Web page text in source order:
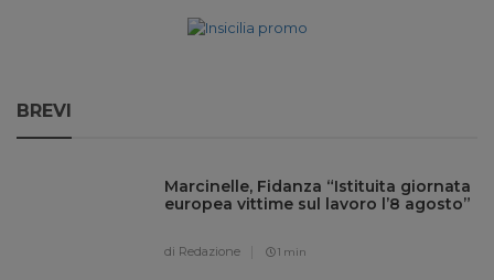
BREVI
Marcinelle, Fidanza “Istituita giornata
europea vittime sul lavoro l’8 agosto”
di Redazione 1 min